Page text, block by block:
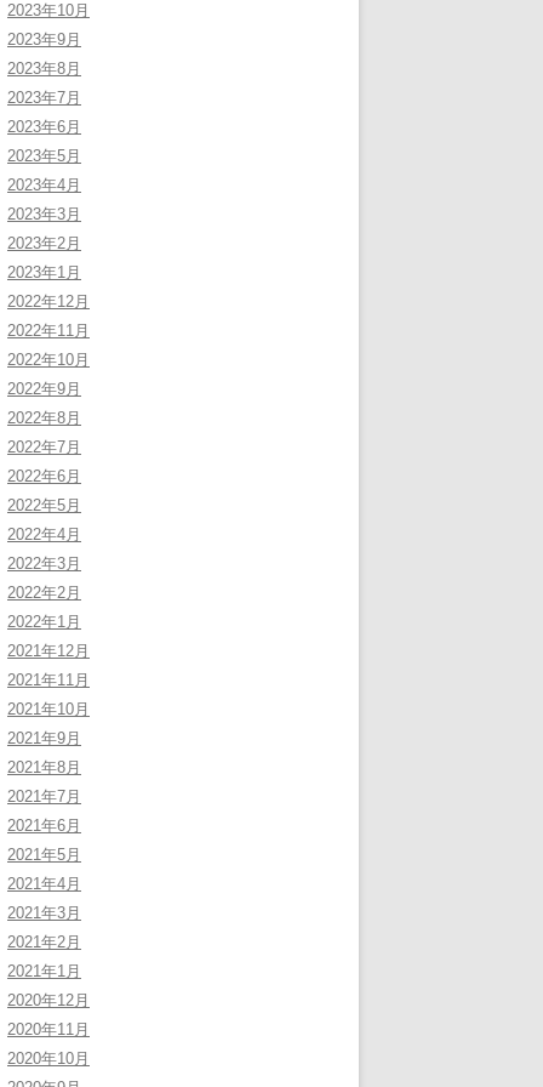
2023年10月
2023年9月
2023年8月
2023年7月
2023年6月
2023年5月
2023年4月
2023年3月
2023年2月
2023年1月
2022年12月
2022年11月
2022年10月
2022年9月
2022年8月
2022年7月
2022年6月
2022年5月
2022年4月
2022年3月
2022年2月
2022年1月
2021年12月
2021年11月
2021年10月
2021年9月
2021年8月
2021年7月
2021年6月
2021年5月
2021年4月
2021年3月
2021年2月
2021年1月
2020年12月
2020年11月
2020年10月